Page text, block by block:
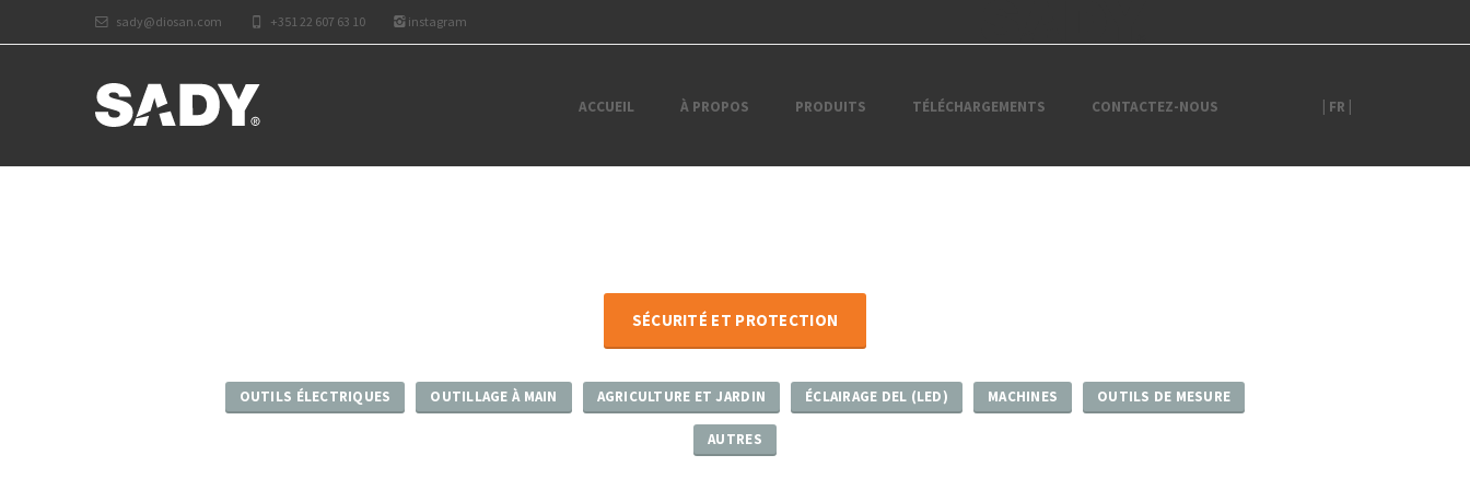
sady@diosan.com +351 22 607 63 10 instagram
ACCUEIL À PROPOS PRODUITS TÉLÉCHARGEMENTS CONTACTEZ-NOUS | FR |
SÉCURITÉ ET PROTECTION
OUTILS ÉLECTRIQUES OUTILLAGE À MAIN AGRICULTURE ET JARDIN ÉCLAIRAGE DEL (LED) MACHINES OUTILS DE MESURE
AUTRES